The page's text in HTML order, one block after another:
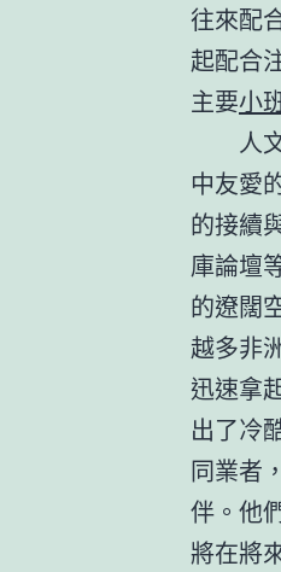
往來配
起配合
主要小
人
中友愛
的接續
庫論壇
的遼闊
越多非
迅速拿
出了冷
同業者
伴。他
將在將